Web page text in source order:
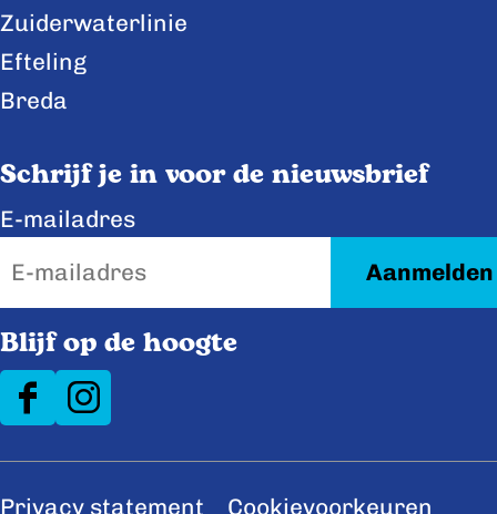
Zuiderwaterlinie
Efteling
Breda
Schrijf je in voor de nieuwsbrief
E-mailadres
Blijf op de hoogte
F
I
Privacy statement Cookievoorkeuren